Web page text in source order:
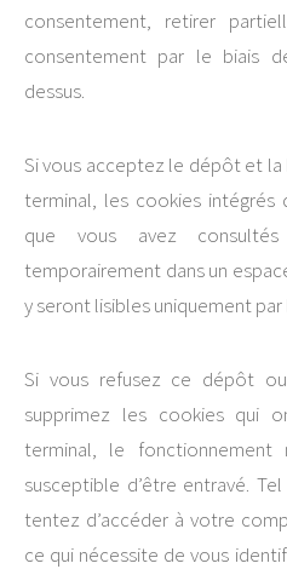
consentement, retirer
consentement par le biais
dessus.
Si vous acceptez le dépôt et
terminal, les cookies intégrés
que vous avez
temporairement dans un
y seront lisibles uniquement
Si vous refusez ce dépôt
supprimez les cookies qui
terminal, le
susceptible d’être entravé.
tentez d’accéder à votre
ce qui nécessite de vous